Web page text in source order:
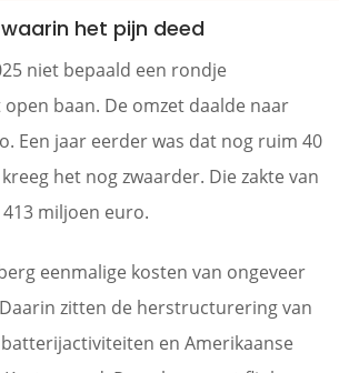
het pijn deed
niet bepaald een rondje
baan. De omzet daalde naar
Een jaar eerder was dat nog ruim 40
het nog zwaarder. Die zakte van
miljoen euro.
eenmalige kosten van ongeveer
zitten de herstructurering van
en Amerikaanse